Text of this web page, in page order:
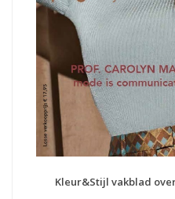
Kleur&Stijl vakblad